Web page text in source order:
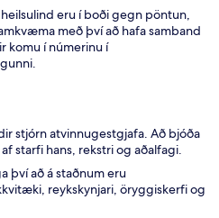
eru í boði gegn pöntun,
með því að hafa samband
komu í númerinu í
stjórn atvinnugestgjafa. Að bjóða
starfi hans, rekstri og aðalfagi.
því að á staðnum eru
reykskynjari, öryggiskerfi og